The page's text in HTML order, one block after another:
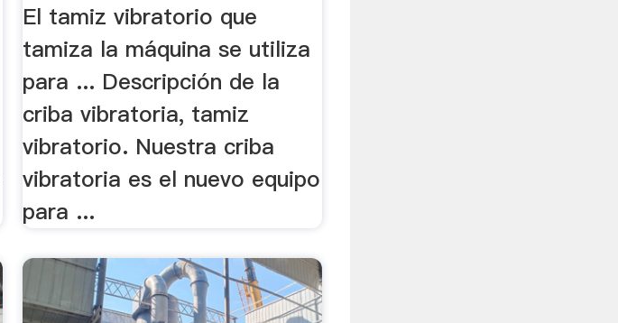
El tamiz vibratorio que
tamiza la máquina se utiliza
para ... Descripción de la
criba vibratoria, tamiz
vibratorio. Nuestra criba
vibratoria es el nuevo equipo
para ...